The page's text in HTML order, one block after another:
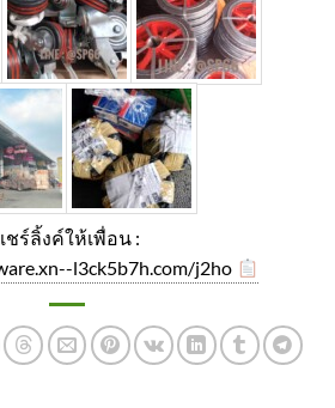
ชร์ลิ้งค์ให้เพื่อน :
l3ck5b7h.com/j2ho